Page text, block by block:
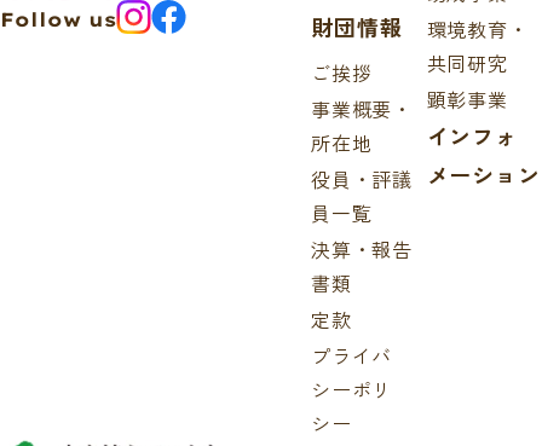
Follow us
財団情報
ご挨拶
事業概要・
所在地
役員・評議
員一覧
決算・報告
書類
定款
プライバ
シーポリ
シー
環境教育・
共同研究
顕彰事業
インフォ
メーション